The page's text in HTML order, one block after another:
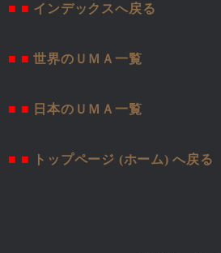
■ ■ インデックスへ戻る
■ ■ 世界のＵＭＡ一覧
■ ■ 日本のＵＭＡ一覧
■ ■ トップページ (ホーム) へ戻る